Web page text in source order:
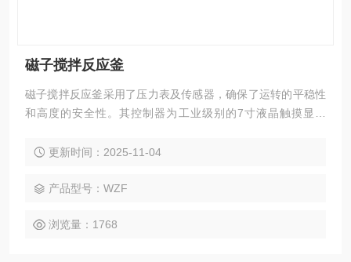
磁子搅拌反应釜
磁子搅拌反应釜采用了压力表及传感器，确保了运转的平稳性
和高度的安全性。其控制器为工业级别的7寸液晶触摸显示
由调整。更新时间：2025-11-04
产品型号：WZF
浏览量：1768